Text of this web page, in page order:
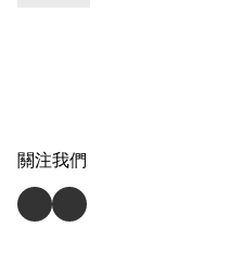
關注我們